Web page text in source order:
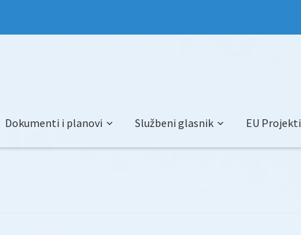
Dokumenti i planovi Službeni glasnik EU Projekti